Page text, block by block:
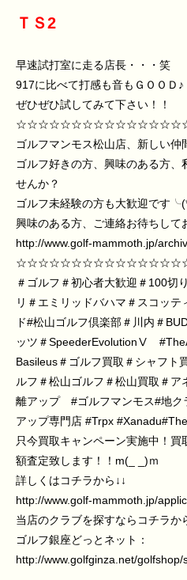
ＴＳ2
早速試打室に走る店長・・・笑
917に比べて打感も音もＧＯＯＤ♪
ぜひぜひ試してみて下さい！！
ゴルフマンモス松山店、新しい仲
ゴルフ好きの方、興味のある方、
せんか？
ゴルフ未経験の方も大歓迎です
興味のある方、ご連絡お待ちして
http://www.golf-mammoth.jp/
＃ゴルフ ＃初心者大歓迎＃100切
リ＃エミリッドバハマ＃スコッ
ド#松山ゴルフ倶楽部＃川内＃
ッツ＃SpeederEvolutionⅤ
Basileus＃ゴルフ買取＃シャフト
ルフ＃松山ゴルフ＃松山買取＃
離アップ #ゴルフマンモス#地ク
アップ専門店 #Trpx #Xanadu
只今買取キャンペーン実施中！
額査定致します！！m(_ _)ｍ
詳しくはコチラから↓↓
http://www.golf-mammoth.jp/
当店のクラブを探すならコチラか
ゴルフ銀座どっとネット：
http://www.golfginza.net/golfshop/